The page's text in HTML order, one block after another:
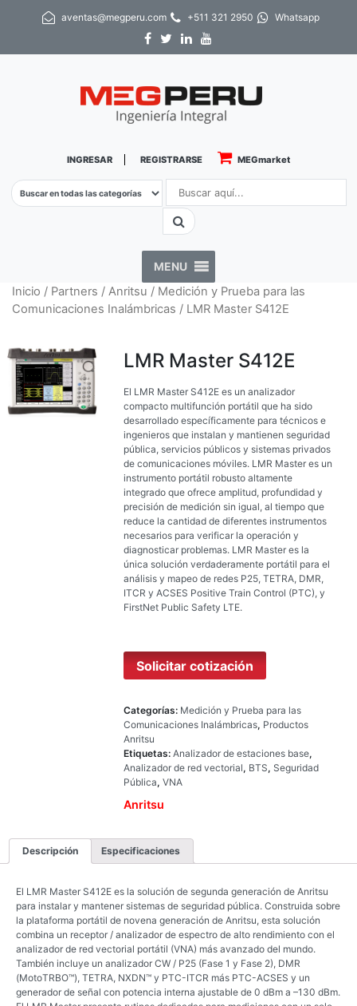
aventas@megperu.com +511 321 2950 Whatsapp
INGRESAR REGISTRARSE MEGmarket
MENU
Inicio / Partners / Anritsu / Medición y Prueba para las
Comunicaciones Inalámbricas / LMR Master S412E
LMR Master S412E
El LMR Master S412E es un analizador
compacto multifunción portátil que ha sido
desarrollado específicamente para técnicos e
ingenieros que instalan y mantienen seguridad
pública, servicios públicos y sistemas privados
de comunicaciones móviles. LMR Master es un
instrumento portátil robusto altamente
integrado que ofrece amplitud, profundidad y
precisión de medición sin igual, al tiempo que
reduce la cantidad de diferentes instrumentos
necesarios para verificar la operación y
diagnosticar problemas. LMR Master es la
única solución verdaderamente portátil para el
análisis y mapeo de redes P25, TETRA, DMR,
ITCR y ACSES Positive Train Control (PTC), y
FirstNet Public Safety LTE.
Solicitar cotización
Categorías: Medición y Prueba para las
Comunicaciones Inalámbricas, Productos
Anritsu
Etiquetas: Analizador de estaciones base,
Analizador de red vectorial, BTS, Seguridad
Pública, VNA
Anritsu
Descripción Especificaciones
El LMR Master S412E es la solución de segunda generación de Anritsu
para instalar y mantener sistemas de seguridad pública. Construida sobre
la plataforma portátil de novena generación de Anritsu, esta solución
combina un receptor / analizador de espectro de alto rendimiento con el
analizador de red vectorial portátil (VNA) más avanzado del mundo.
También incluye un analizador CW / P25 (Fase 1 y Fase 2), DMR
(MotoTRBO™), TETRA, NXDN™ y PTC-ITCR más PTC-ACSES y un
generador de señal con potencia interna ajustable de 0 dBm a –130 dBm.